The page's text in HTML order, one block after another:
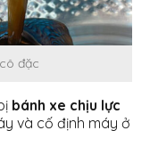
đặc
bánh xe chịu lực
và cố định máy ở